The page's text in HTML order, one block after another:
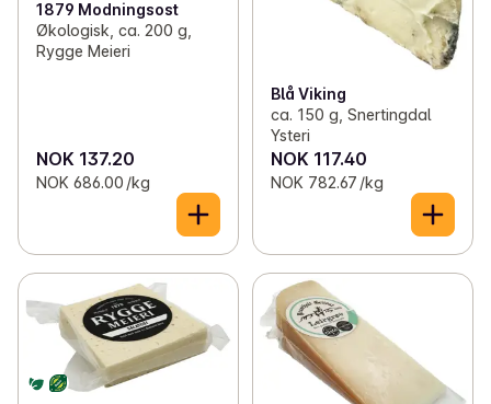
1879 Modningsost
Økologisk, ca. 200 g,
Rygge Meieri
NOK 137.20
NOK 686.00 /kg
Blå Viking
ca. 150 g, Snertingdal
Ysteri
NOK 117.40
NOK 782.67 /kg